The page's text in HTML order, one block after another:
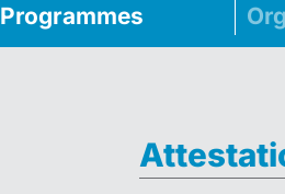
Programmes